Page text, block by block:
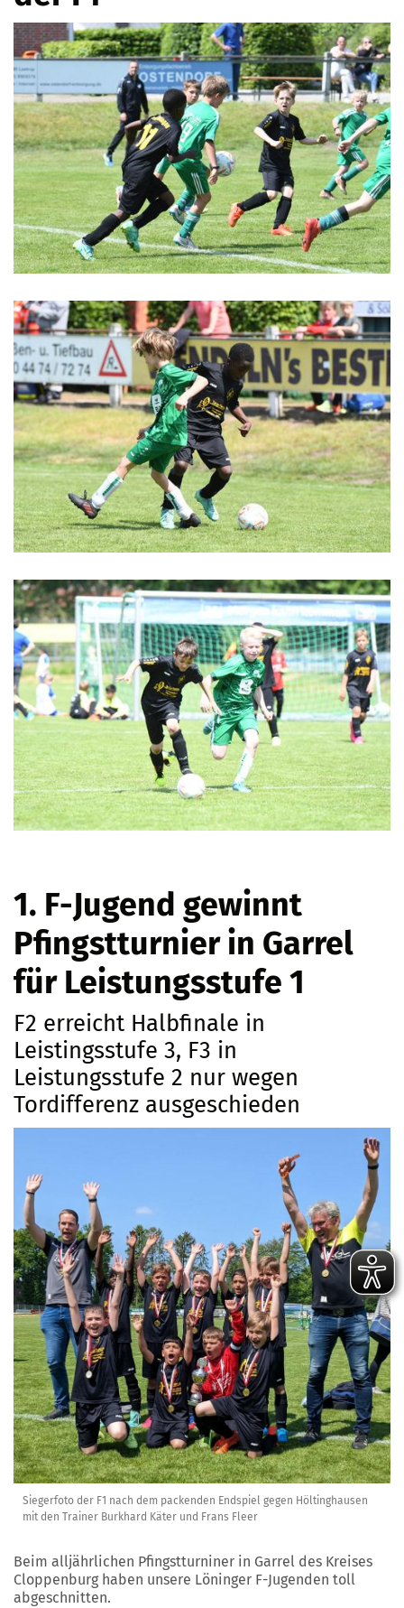
1. F-Jugend gewinnt
Pfingstturnier in Garrel
für Leistungsstufe 1
F2 erreicht Halbfinale in
Leistingsstufe 3, F3 in
Leistungsstufe 2 nur wegen
Tordifferenz ausgeschieden
Siegerfoto der F1 nach dem packenden Endspiel gegen Höltinghausen
mit den Trainer Burkhard Käter und Frans Fleer
Beim alljährlichen Pfingstturniner in Garrel des Kreises
Cloppenburg haben unsere Löninger F-Jugenden toll
abgeschnitten.